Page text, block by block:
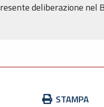
deliberazione nel
STAMPA